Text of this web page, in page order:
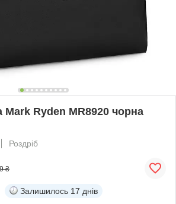
Ryden MR8920 чорна
Роздріб
₴
Залишилось 17 днів